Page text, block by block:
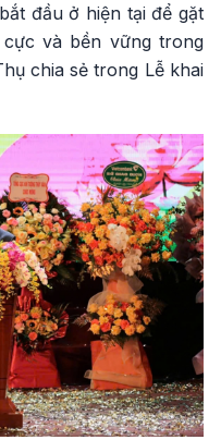
đầu ở hiện tại để gặt
và bền vững trong
chia sẻ trong Lễ khai